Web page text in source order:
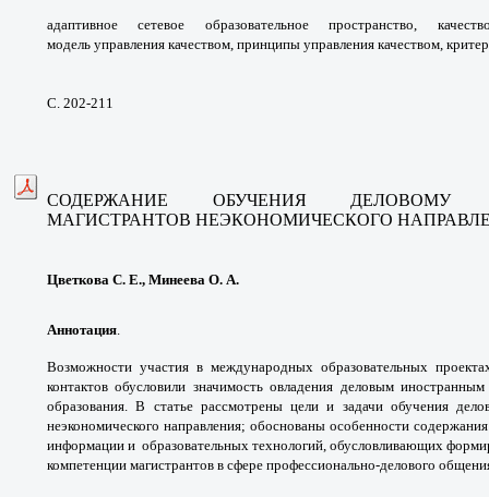
адаптивное сетевое образовательное пространство,
модель управления качеством, принципы управления качеством,
С. 202-211
СОДЕРЖАНИЕ ОБУЧЕНИЯ
МАГИСТРАНТОВ НЕЭКОНОМИЧЕСКОГО
Цветкова С. Е., Минеева О. А.
Аннотация.
Возможности участия в международных образовательных
контактовобусловили значимость овладения деловым
образования. В статье рассмотрены цели и задачи обучения
неэкономического направления; обоснованы особенности
информации и образовательных технологий, обусловливающих
компетенции магистрантов в сфере профессионально-делового